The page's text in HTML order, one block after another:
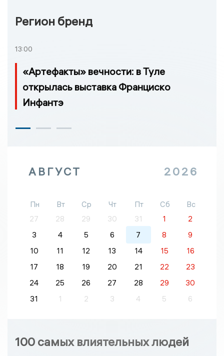
Регион бренд
13:00
«Артефакты» вечности: в Туле
открылась выставка Франциско
Инфантэ
АВГУСТ 2026
Пн Вт Ср Чт Пт Сб
Вс
27
28 29 30 31 1
2
3
4 5 6 7 8
9
10
11 12 13 14 15
16
17
18 19 20 21 22
23
24
25 26 27 28 29
30
31
1 2 3 4 5 6
100 самых влиятельных людей